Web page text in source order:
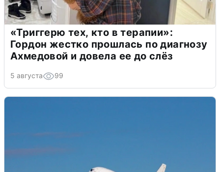
«Триггерю тех, кто в терапии»:
Гордон жестко прошлась по диагнозу
Ахмедовой и довела ее до слёз
5 августа 99